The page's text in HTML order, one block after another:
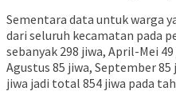
Sementara data untuk warga
dari seluruh kecamatan pada
sebanyak 298 jiwa, April-Mei
Agustus 85 jiwa, September
jiwa jadi total 854 jiwa pada